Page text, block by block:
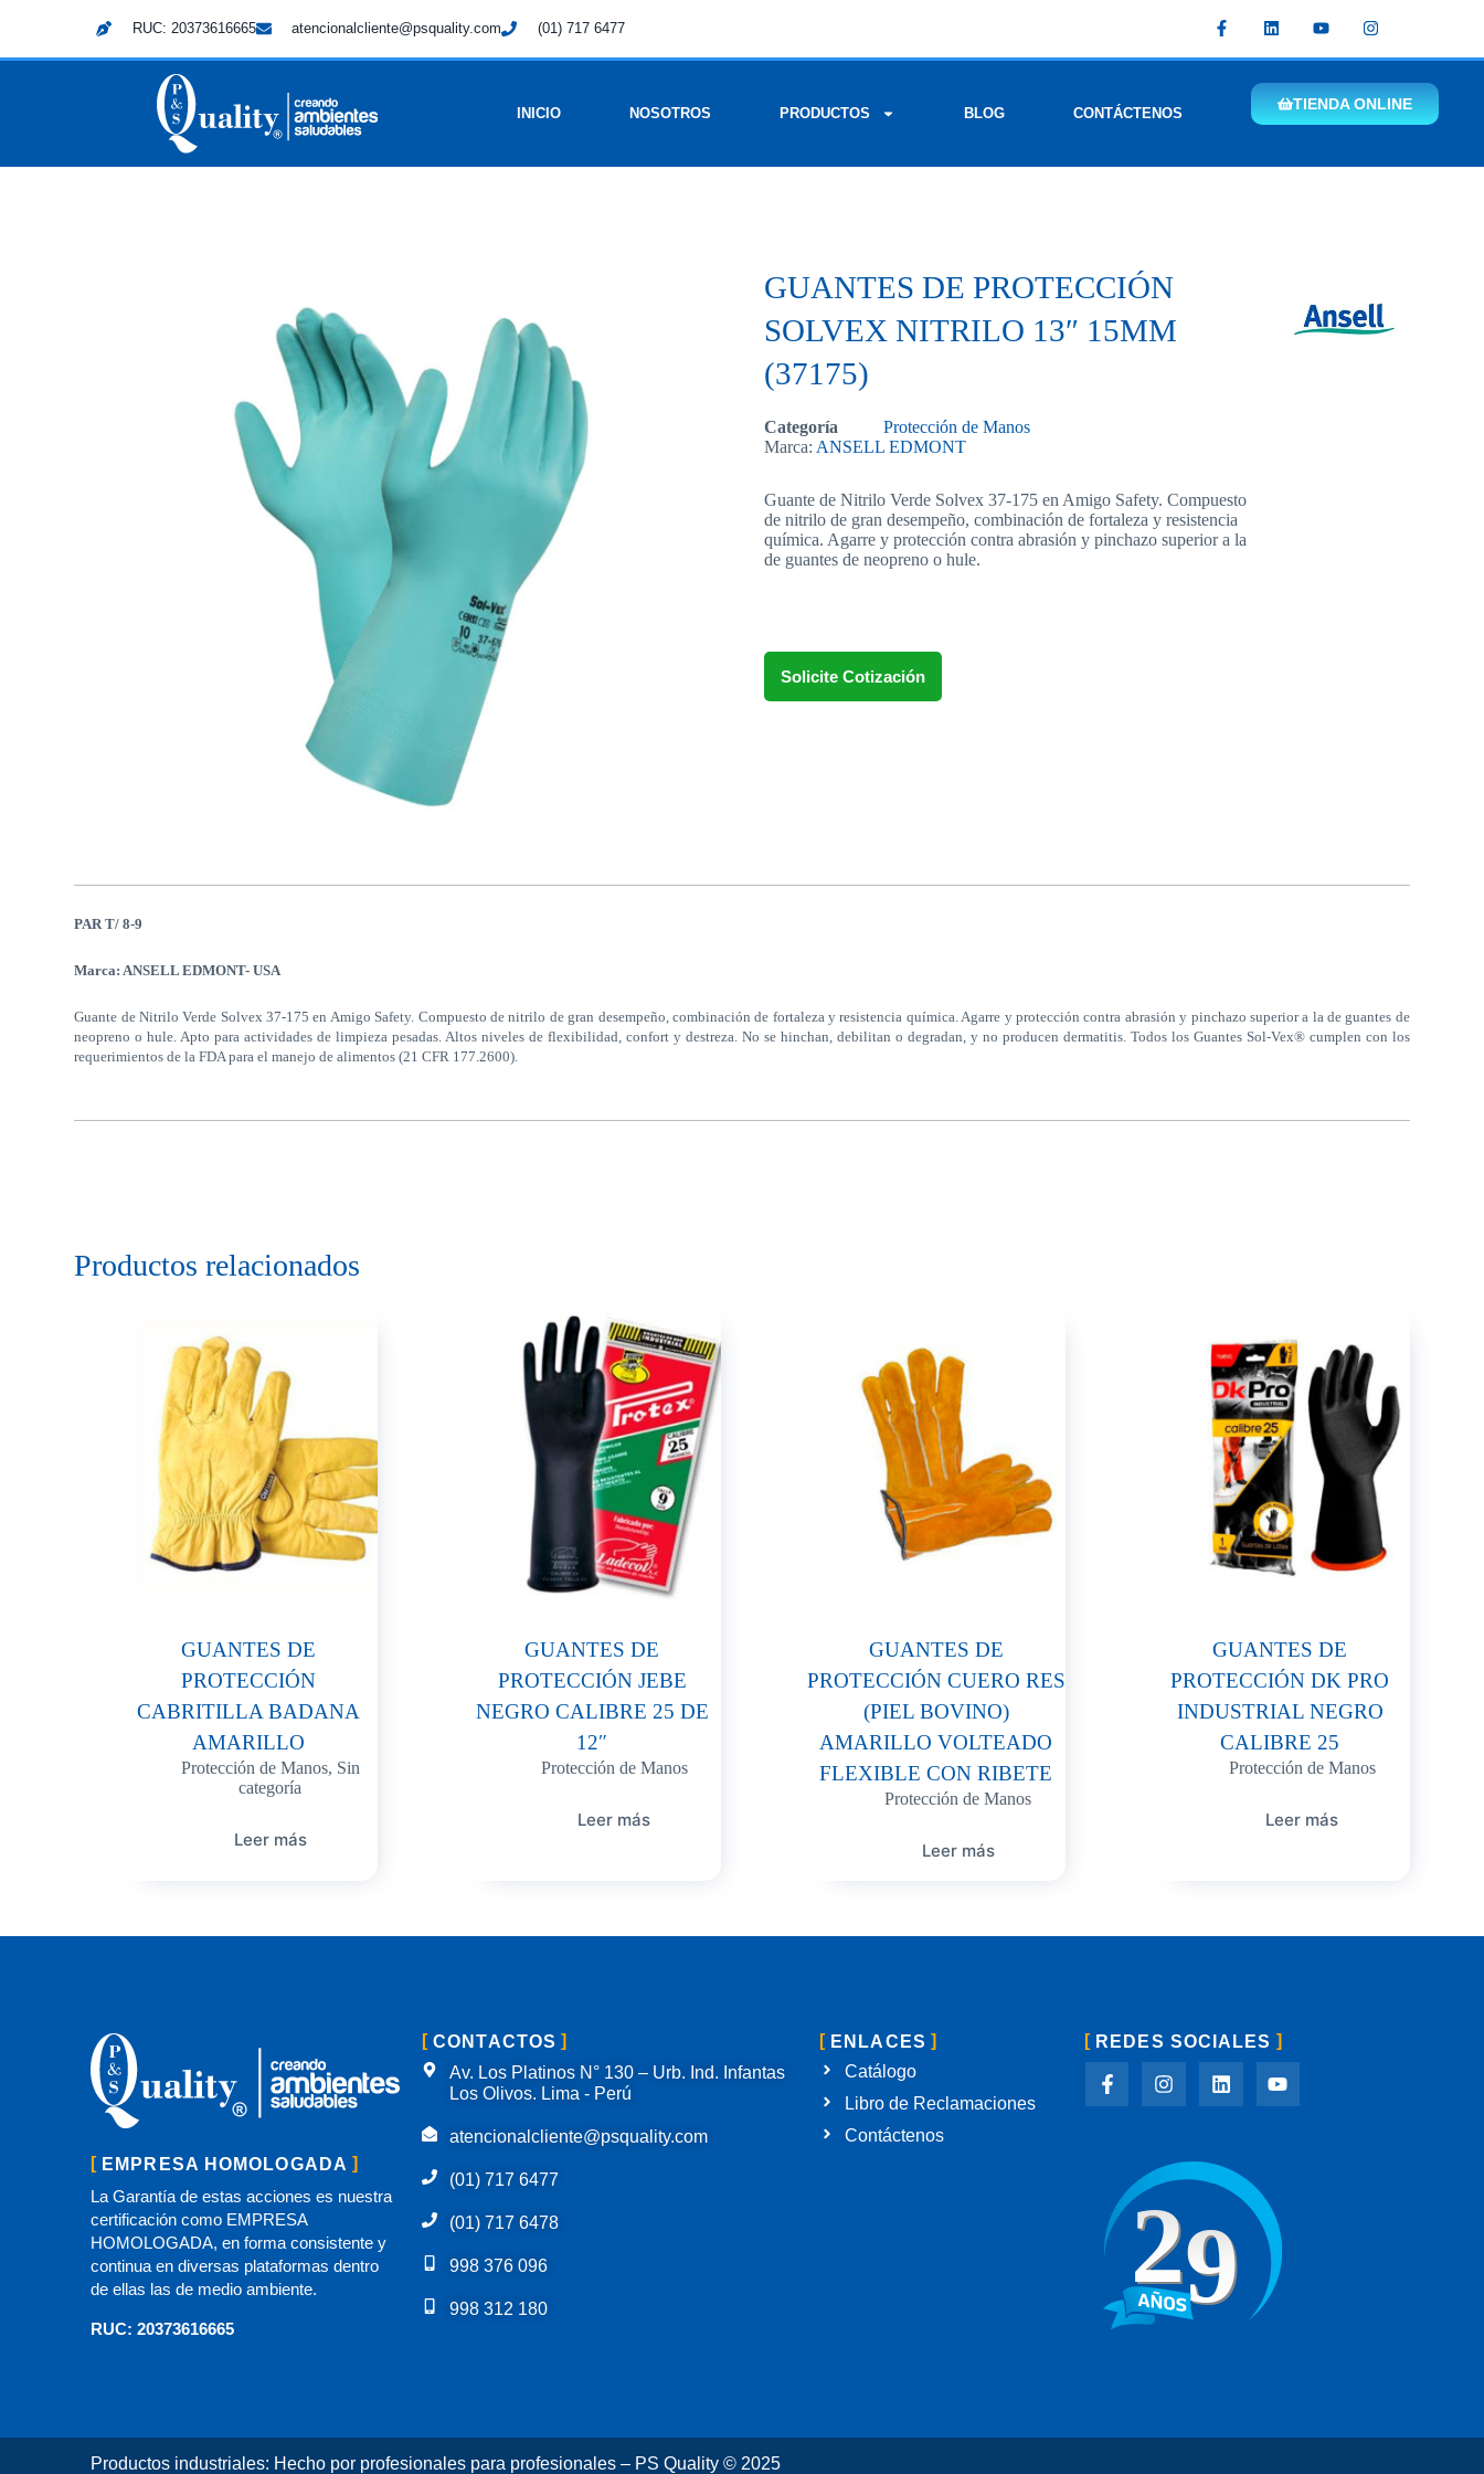
RUC: 20373616665 atencionalcliente@psquality.com (01) 717 6477
INICIO NOSOTROS PRODUCTOS BLOG CONTÁCTENOS
TIENDA ONLINE
GUANTES DE PROTECCIÓN
SOLVEX NITRILO 13″ 15MM
(37175)
Categoría
Protección de Manos
Marca: ANSELL EDMONT
Guante de Nitrilo Verde Solvex 37-175 en Amigo Safety. Compuesto
de nitrilo de gran desempeño, combinación de fortaleza y resistencia
química. Agarre y protección contra abrasión y pinchazo superior a la
de guantes de neopreno o hule.
Solicite Cotización
PAR T/ 8-9
Marca: ANSELL EDMONT- USA
Guante de Nitrilo Verde Solvex 37-175 en Amigo Safety. Compuesto de nitrilo de gran desempeño, combinación de fortaleza y resistencia química. Agarre y protección contra abrasión y pinchazo superior a la de guantes de
neopreno o hule. Apto para actividades de limpieza pesadas. Altos niveles de flexibilidad, confort y destreza. No se hinchan, debilitan o degradan, y no producen dermatitis. Todos los Guantes Sol-Vex® cumplen con los
requerimientos de la FDA para el manejo de alimentos (21 CFR 177.2600).
Productos relacionados
GUANTES DE
PROTECCIÓN
CABRITILLA BADANA
AMARILLO
Protección de Manos, Sin
categoría
Leer más
GUANTES DE
PROTECCIÓN JEBE
NEGRO CALIBRE 25 DE
12″
Protección de Manos
Leer más
GUANTES DE
PROTECCIÓN CUERO RES
(PIEL BOVINO)
AMARILLO VOLTEADO
FLEXIBLE CON RIBETE
Protección de Manos
Leer más
GUANTES DE
PROTECCIÓN DK PRO
INDUSTRIAL NEGRO
CALIBRE 25
Protección de Manos
Leer más
EMPRESA HOMOLOGADA
La Garantía de estas acciones es nuestra
certificación como EMPRESA
HOMOLOGADA, en forma consistente y
continua en diversas plataformas dentro
de ellas las de medio ambiente.
RUC: 20373616665
CONTACTOS
Av. Los Platinos N° 130 – Urb. Ind. Infantas
Los Olivos. Lima - Perú
atencionalcliente@psquality.com
(01) 717 6477
(01) 717 6478
998 376 096
998 312 180
ENLACES
Catálogo
Libro de Reclamaciones
Contáctenos
REDES SOCIALES
Productos industriales: Hecho por profesionales para profesionales – PS Quality © 2025